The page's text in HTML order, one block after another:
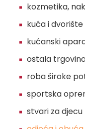
kozmetika,
kuća i dvorište
kućanski
ostala
roba široke
sportska
stvari za djecu